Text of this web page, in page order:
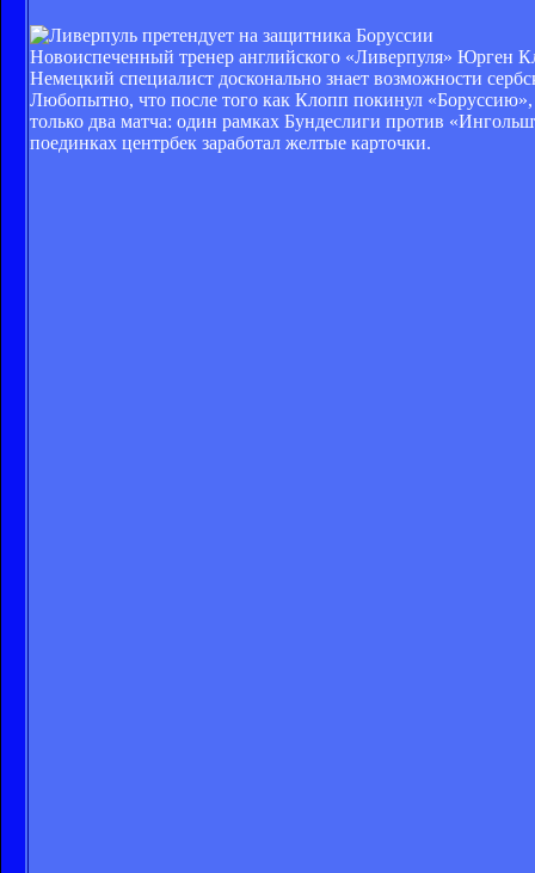
Новоиспеченный тренер английского «Ливерпуля» Юрген
Немецкий специалист досконально знает возможности
Любопытно, что после того как Клопп покинул
только два матча: один рамках Бундеслиги против
поединках центрбек заработал желтые карточки.